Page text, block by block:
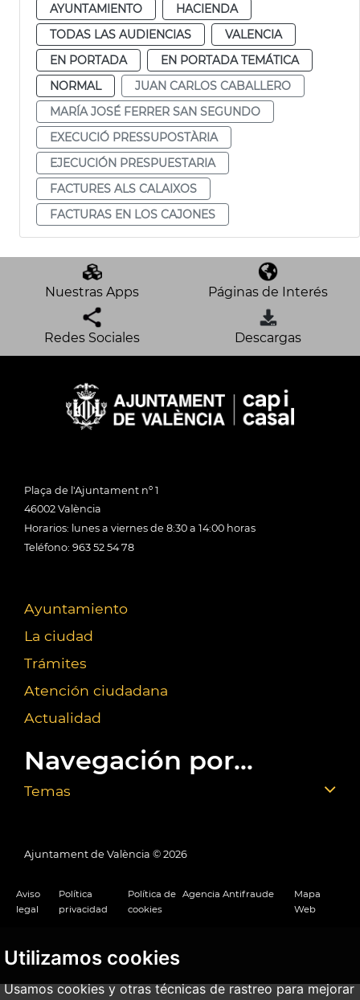
Utilizamos cookies
Usamos cookies y otras técnicas de rastreo para mejorar
AYUNTAMIENTO
HACIENDA
TODAS LAS AUDIENCIAS
VALENCIA
EN PORTADA
EN PORTADA TEMÁTICA
NORMAL
JUAN CARLOS CABALLERO
MARÍA JOSÉ FERRER SAN SEGUNDO
EXECUCIÓ PRESSUPOSTÀRIA
EJECUCIÓN PRESPUESTARIA
FACTURES ALS CALAIXOS
FACTURAS EN LOS CAJONES
Nuestras Apps Páginas de Interés
Redes Sociales Descargas
Plaça de l'Ajuntament nº 1
46002 València
Horarios: lunes a viernes de 8:30 a 14:00 horas
Teléfono: 963 52 54 78
Ayuntamiento
La ciudad
Trámites
Atención ciudadana
Actualidad
Navegación por...
Temas
Ajuntament de València © 2026
Aviso
legal
Política
privacidad
Política de
cookies
Agencia Antifraude
Mapa
Web